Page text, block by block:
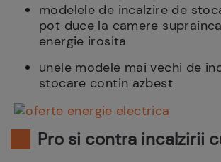
modelele de incalzire de
pot duce la camere
energie irosita
unele modele mai vechi de
stocare contin azbest
Pro si contra incalzirii